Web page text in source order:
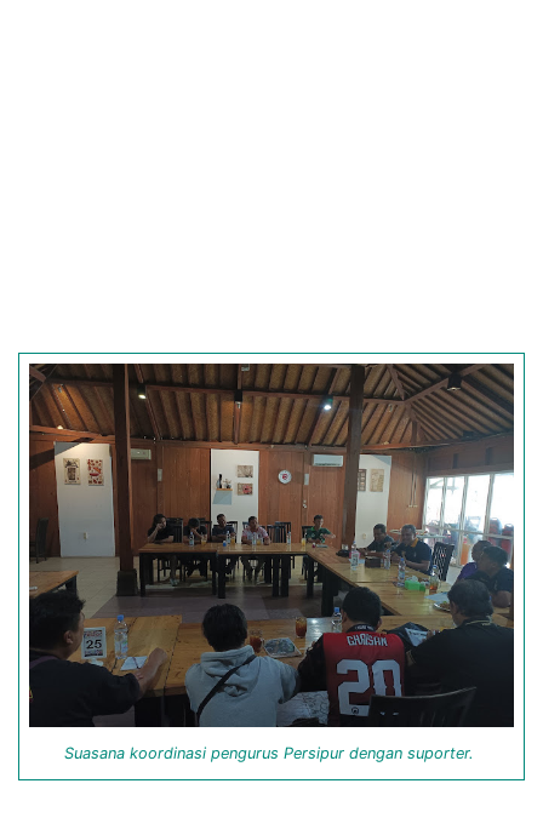
Suasana koordinasi pengurus Persipur dengan suporter.